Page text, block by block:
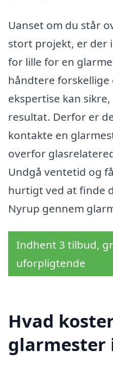
Uanset om du står
stort projekt, er der
for lille for en
håndtere forskellige
ekspertise kan
resultat. Derfor er
kontakte en
overfor
Undgå ventetid og
hurtigt ved at finde
Nyrup gennem
Indhent 3 tilbud,
uforpligtende
Hvad
glarmester